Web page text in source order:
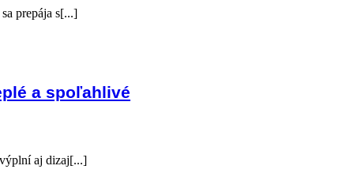
prepája s[...]
a spoľahlivé
aj dizaj[...]